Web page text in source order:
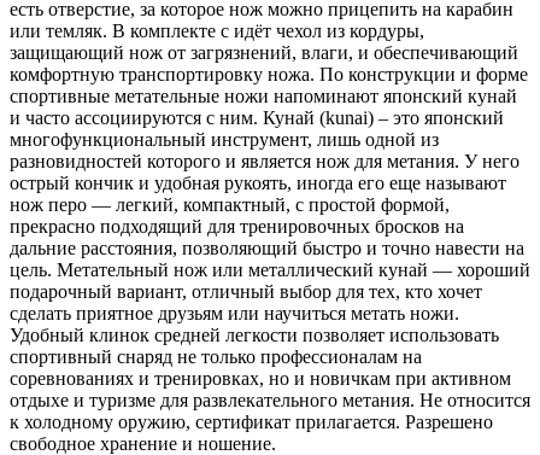
есть отверстие, за которое нож можно прицепить на карабин
или темляк. В комплекте с идёт чехол из кордуры,
защищающий нож от загрязнений, влаги, и обеспечивающий
комфортную транспортировку ножа. По конструкции и форме
спортивные метательные ножи напоминают японский кунай
и часто ассоциируются с ним. Кунай (kunai) – это японский
многофункциональный инструмент, лишь одной из
разновидностей которого и является нож для метания. У него
острый кончик и удобная рукоять, иногда его еще называют
нож перо — легкий, компактный, с простой формой,
прекрасно подходящий для тренировочных бросков на
дальние расстояния, позволяющий быстро и точно навести на
цель. Метательный нож или металлический кунай — хороший
подарочный вариант, отличный выбор для тех, кто хочет
сделать приятное друзьям или научиться метать ножи.
Удобный клинок средней легкости позволяет использовать
спортивный снаряд не только профессионалам на
соревнованиях и тренировках, но и новичкам при активном
отдыхе и туризме для развлекательного метания. Не относится
к холодному оружию, сертификат прилагается. Разрешено
свободное хранение и ношение.